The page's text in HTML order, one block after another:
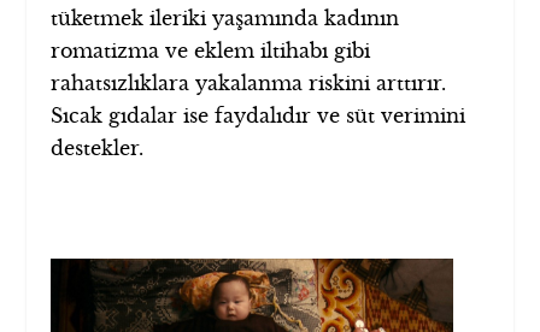
tüketmek ileriki yaşamında kadının
romatizma ve eklem iltihabı gibi
rahatsızlıklara yakalanma riskini arttırır.
Sıcak gıdalar ise faydalıdır ve süt verimini
destekler.